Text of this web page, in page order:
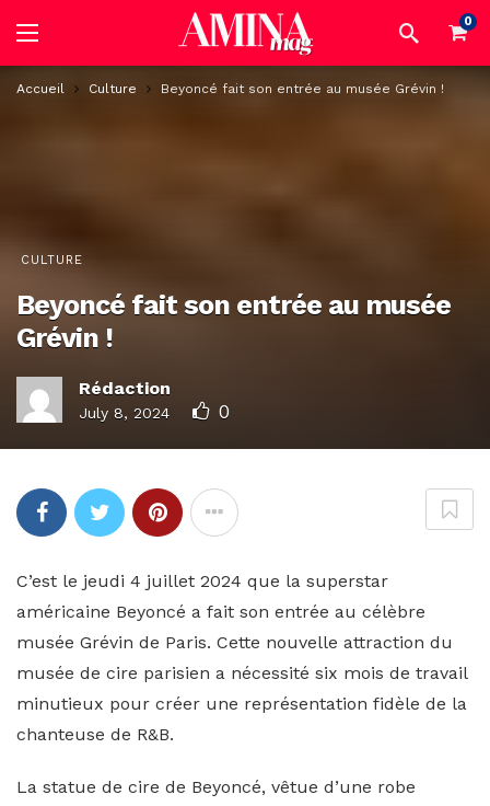
0
Accueil Culture Beyoncé fait son entrée au musée Grévin !
CULTURE
Beyoncé fait son entrée au musée
Grévin !
Rédaction
July 8, 2024 0
C’est le jeudi 4 juillet 2024 que la superstar
américaine Beyoncé a fait son entrée au célèbre
musée Grévin de Paris. Cette nouvelle attraction du
musée de cire parisien a nécessité six mois de travail
minutieux pour créer une représentation fidèle de la
chanteuse de R&B.
La statue de cire de Beyoncé, vêtue d’une robe